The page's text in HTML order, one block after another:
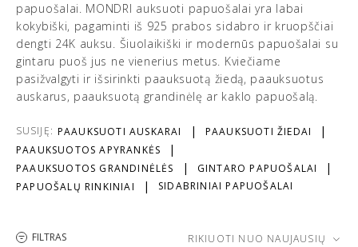
papuošalai. MONDRI auksuoti papuošalai yra labai
kokybiški, pagaminti iš 925 prabos sidabro ir kruopščiai
dengti 24K auksu. Šiuolaikiški ir modernūs papuošalai su
gintaru puoš jus ne vienerius metus. Kviečiame
pasižvalgyti ir išsirinkti paauksuotą žiedą, paauksuotus
auskarus, paauksuotą grandinėlę ar kaklo papuošalą.
SUSIJĘ: PAAUKSUOTI AUSKARAI
PAAUKSUOTI ŽIEDAI
PAAUKSUOTOS APYRANKĖS
PAAUKSUOTOS GRANDINĖLĖS
GINTARO PAPUOŠALAI
PAPUOŠALŲ RINKINIAI
SIDABRINIAI PAPUOŠALAI
FILTRAS RIKIUOTI NUO NAUJAUSIŲ